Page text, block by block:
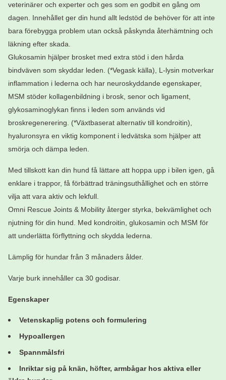
veterinärer och experter och ges som en godbit en gång om
dagen. Innehållet ger din hund allt ledstöd de behöver för att inte
bara förebygga problem utan också påskynda återhämtning och
läkning efter skada.
Glukosamin hjälper brosket med extra stöd i den hårda
bindväven som skyddar leden. (*Vegask källa), L-lysin motverkar
inflammation i lederna och har neuroskyddande egenskaper,
MSM stöder kollagenbildning i brosk, senor och ligament,
glykosaminoglykan finns i leden som används vid
broskregenerering. (*Växtbaserat alternativ till kondroitin),
hyaluronsyra en viktig komponent i ledvätska som hjälper att
smörja och dämpa leden.
Med tillskott kan din hund få lättare att hoppa upp i bilen igen, gå
enklare i trappor, få förbättrad träningsuthållighet och en större
vilja att vara aktiv och lekfull.
Omni Rescue Joints & Mobility återger styrka, bekvämlighet och
njutning för din hund. Med kondroitin, glukosamin och MSM för
att underlätta förflyttning och skydda lederna.
Lämplig för hundar från 3 månaders ålder.
Varje burk innehåller ca 30 godisar.
Egenskaper
Vetenskaplig potens och formulering
Hypoallergen
Spannmålsfri
Inriktar sig på knän, höfter, armbågar hos aktiva eller